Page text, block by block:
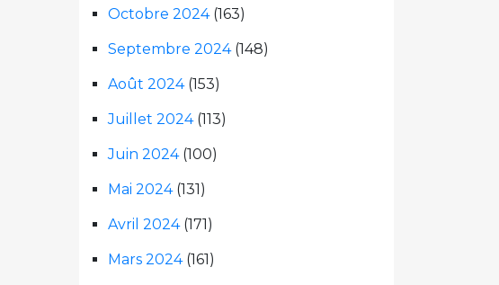
Octobre 2024(163)
Septembre 2024(148)
Août 2024(153)
Juillet 2024(113)
Juin 2024(100)
Mai 2024(131)
Avril 2024(171)
Mars 2024(161)